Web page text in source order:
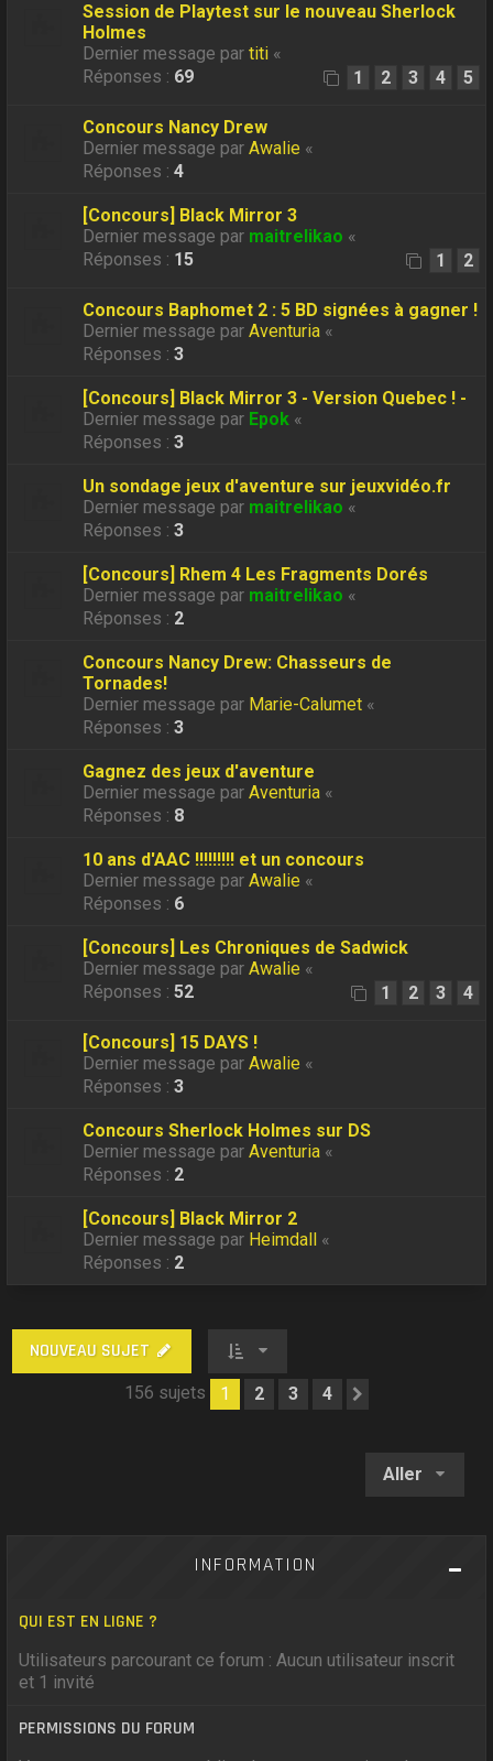
Session de Playtest sur le nouveau Sherlock
Holmes
Dernier message partiti «
Réponses : 69 1 2 3 4 5
Concours Nancy Drew
Dernier message parAwalie «
Réponses :4
[Concours] Black Mirror 3
Dernier message par maitrelikao «
Réponses : 15 1 2
Concours Baphomet 2 : 5 BD signées à gagner !
Dernier message parAventuria «
Réponses :3
[Concours] Black Mirror 3 - Version Quebec ! -
Dernier message par Epok «
Réponses :3
Un sondage jeux d'aventure sur jeuxvidéo.fr
Dernier message par maitrelikao «
Réponses :3
[Concours] Rhem 4 Les Fragments Dorés
Dernier message par maitrelikao «
Réponses : 2
Concours Nancy Drew: Chasseurs de
Tornades!
Dernier message par Marie-Calumet «
Réponses :3
Gagnez des jeux d'aventure
Dernier message parAventuria «
Réponses : 8
10 ans d'AAC !!!!!!!!! et un concours
Dernier message parAwalie «
Réponses : 6
[Concours] Les Chroniques de Sadwick
Dernier message parAwalie «
Réponses :52 1 2 3 4
[Concours] 15 DAYS !
Dernier message parAwalie «
Réponses :3
Concours Sherlock Holmes sur DS
Dernier message parAventuria «
Réponses : 2
[Concours] Black Mirror 2
Dernier message par Heimdall
«
Réponses : 2
NOUVEAU SUJET
156 sujets 1 2 3 4
Aller
INFORMATION
QUI EST EN LIGNE ?
Utilisateurs parcourant ce forum : Aucun utilisateur inscrit
et 1 invité
PERMISSIONS DU FORUM